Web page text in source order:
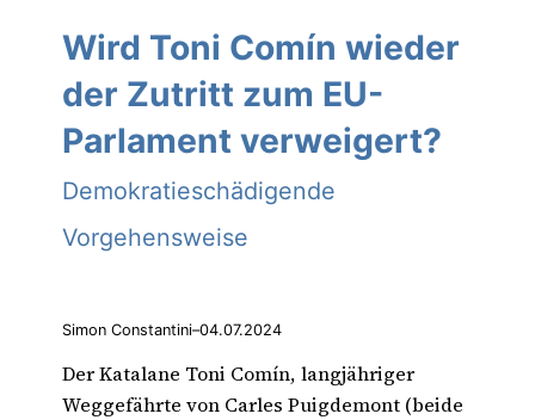
Wird Toni Comín wieder
der Zutritt zum EU-
Parlament verweigert?
Demokratieschädigende
Vorgehensweise
Simon Constantini–04.07.2024
Der Katalane Toni Comín, langjähriger
Weggefährte von Carles Puigdemont (beide